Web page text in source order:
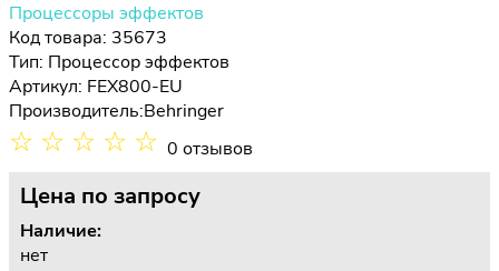
Процессоры эффектов
Код товара: 35673
Тип: Процессор эффектов
Артикул: FEX800-EU
Производитель:Behringer
☆ ☆ ☆ ☆ ☆ 0 отзывов
Цена по запросу
Наличие:
нет